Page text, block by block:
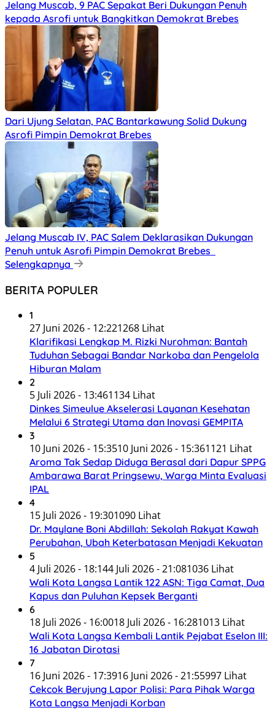
Jelang Muscab, 9 PAC Sepakat Beri Dukungan Penuh
kepada Asrofi untuk Bangkitkan Demokrat Brebes
Dari Ujung Selatan, PAC Bantarkawung Solid Dukung
Asrofi Pimpin Demokrat Brebes
Jelang Muscab IV, PAC Salem Deklarasikan Dukungan
Penuh untuk Asrofi Pimpin Demokrat Brebes
Selengkapnya
BERITA POPULER
1
27 Juni 2026 - 12:221268 Lihat
Klarifikasi Lengkap M. Rizki Nurohman: Bantah
Tuduhan Sebagai Bandar Narkoba dan Pengelola
Hiburan Malam
2
5 Juli 2026 - 13:461134 Lihat
Dinkes Simeulue Akselerasi Layanan Kesehatan
Melalui 6 Strategi Utama dan Inovasi GEMPITA
3
10 Juni 2026 - 15:3510 Juni 2026 - 15:361121 Lihat
Aroma Tak Sedap Diduga Berasal dari Dapur SPPG
Ambarawa Barat Pringsewu, Warga Minta Evaluasi
IPAL
4
15 Juli 2026 - 19:301090 Lihat
Dr. Maylane Boni Abdillah: Sekolah Rakyat Kawah
Perubahan, Ubah Keterbatasan Menjadi Kekuatan
5
4 Juli 2026 - 18:144 Juli 2026 - 21:081036 Lihat
Wali Kota Langsa Lantik 122 ASN: Tiga Camat, Dua
Kapus dan Puluhan Kepsek Berganti
6
18 Juli 2026 - 16:0018 Juli 2026 - 16:281013 Lihat
Wali Kota Langsa Kembali Lantik Pejabat Eselon III:
16 Jabatan Dirotasi
7
16 Juni 2026 - 17:3916 Juni 2026 - 21:55997 Lihat
Cekcok Berujung Lapor Polisi: Para Pihak Warga
Kota Langsa Menjadi Korban